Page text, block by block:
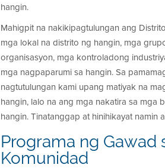
hangin.
Mahigpit na nakikipagtulungan ang
mga lokal na distrito ng hangin, mga
organisasyon, mga kontroladong
mga nagpaparumi sa hangin. Sa
nagtutulungan kami upang matiyak na
hangin, lalo na ang mga nakatira sa mga
hangin. Tinatanggap at hinihikayat
Programa ng Gawad
Komunidad